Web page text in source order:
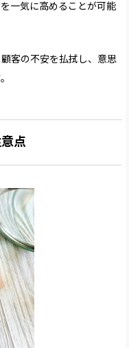
一気に高めることが可能
客の不安を払拭し、意思
点